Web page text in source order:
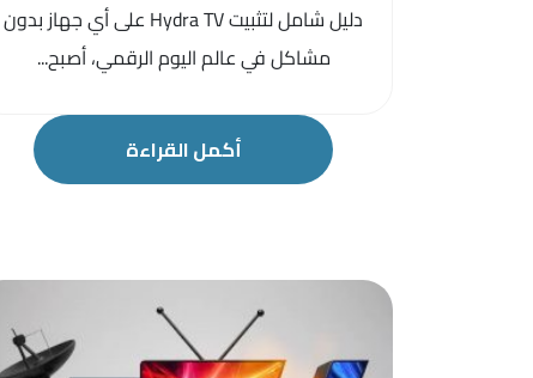
دليل شامل لتثبيت Hydra TV على أي جهاز بدون
مشاكل في عالم اليوم الرقمي، أصبح...
أكمل القراءة